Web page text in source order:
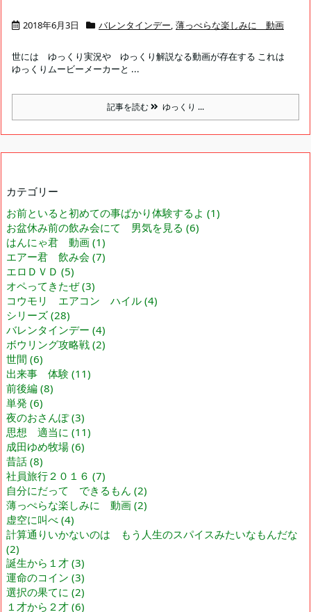
2018年6月3日 バレンタインデー, 薄っぺらな楽しみに 動画
世には ゆっくり実況や ゆっくり解説なる動画が存在する これは
ゆっくりムービーメーカーと ...
記事を読む ゆっくり ...
カテゴリー
お前といると初めての事ばかり体験するよ (1)
お盆休み前の飲み会にて 男気を見る (6)
はんにゃ君 動画 (1)
エアー君 飲み会 (7)
エロＤＶＤ (5)
オペってきたぜ(3)
コウモリ エアコン ハイル (4)
シリーズ (28)
バレンタインデー (4)
ボウリング攻略戦 (2)
世間 (6)
出来事 体験 (11)
前後編 (8)
単発 (6)
夜のおさんぽ(3)
思想 適当に (11)
成田ゆめ牧場 (6)
昔話 (8)
社員旅行２０１６ (7)
自分にだって できるもん (2)
薄っぺらな楽しみに 動画 (2)
虚空に叫べ (4)
計算通りいかないのは もう人生のスパイスみたいなもんだな
(2)
誕生から１才 (3)
運命のコイン (3)
選択の果てに (2)
１才から２才 (6)